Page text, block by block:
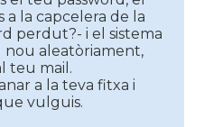
a la capcelera de la
perdut?- i el sistema
nou aleatòriament,
teu mail.
a la teva fitxa i
vulguis.